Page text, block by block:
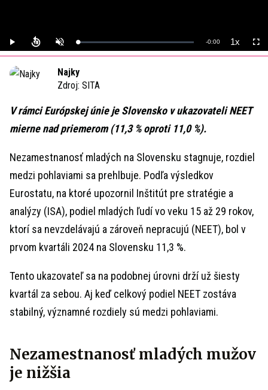
Play UnmuteLoaded:
0%
Remaining
-0:00 1xPlayback
Rate
Najky
Zdroj: SITA
V rámci Európskej únie je Slovensko v ukazovateli NEET
mierne nad priemerom (11,3 % oproti 11,0 %).
Nezamestnanosť mladých na Slovensku stagnuje, rozdiel
medzi pohlaviami sa prehlbuje. Podľa výsledkov
Eurostatu, na ktoré upozornil Inštitút pre stratégie a
analýzy (ISA), podiel mladých ľudí vo veku 15 až 29 rokov,
ktorí sa nevzdelávajú a zároveň nepracujú (NEET), bol v
prvom kvartáli 2024 na Slovensku 11,3 %.
Tento ukazovateľ sa na podobnej úrovni drží už šiesty
kvartál za sebou. Aj keď celkový podiel NEET zostáva
stabilný, významné rozdiely sú medzi pohlaviami.
Nezamestnanosť mladých mužov
je nižšia